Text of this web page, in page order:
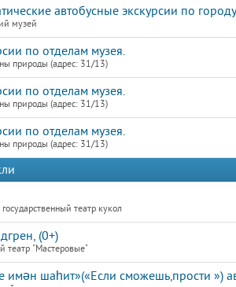
автобусные экскурсии по городу
музей
по отделам музея.
природы (адрес: 31/13)
по отделам музея.
природы (адрес: 31/13)
по отделам музея.
природы (адрес: 31/13)
театр кукол
(0+)
театр "Мастеровые"
имән шаһит»(«Если сможешь,прости »)